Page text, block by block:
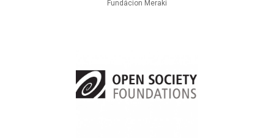
Fundácion Meraki